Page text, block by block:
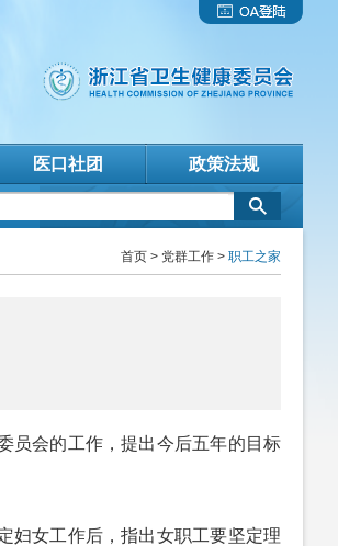
医口社团 政策法规
首页 > 党群工作 > 职工之家
员会的工作，提出今后五年的目标
妇女工作后，指出女职工要坚定理